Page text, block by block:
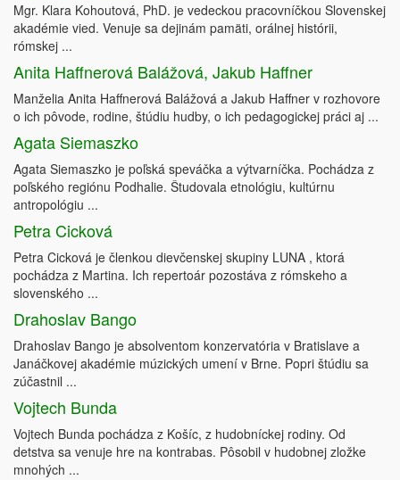
Mgr. Klara Kohoutová, PhD. je vedeckou pracovníčkou Slovenskej
akadémie vied. Venuje sa dejinám pamäti, orálnej histórii,
rómskej ...
Anita Haffnerová Balážová, Jakub Haffner
Manželia Anita Haffnerová Balážová a Jakub Haffner v rozhovore
o ich pôvode, rodine, štúdiu hudby, o ich pedagogickej práci aj ...
Agata Siemaszko
Agata Siemaszko je poľská speváčka a výtvarníčka. Pochádza z
poľského regiónu Podhalie. Študovala etnológiu, kultúrnu
antropológiu ...
Petra Cicková
Petra Cicková je členkou dievčenskej skupiny LUNA , ktorá
pochádza z Martina. Ich repertoár pozostáva z rómskeho a
slovenského ...
Drahoslav Bango
Drahoslav Bango je absolventom konzervatória v Bratislave a
Janáčkovej akadémie múzických umení v Brne. Popri štúdiu sa
zúčastnil ...
Vojtech Bunda
Vojtech Bunda pochádza z Košíc, z hudobníckej rodiny. Od
detstva sa venuje hre na kontrabas. Pôsobil v hudobnej zložke
mnohých ...